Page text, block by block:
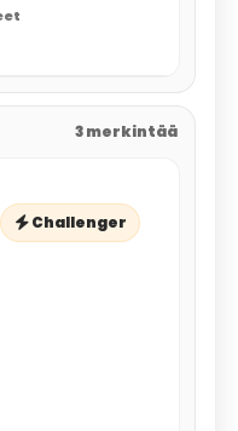
3 merkintää
Challenger